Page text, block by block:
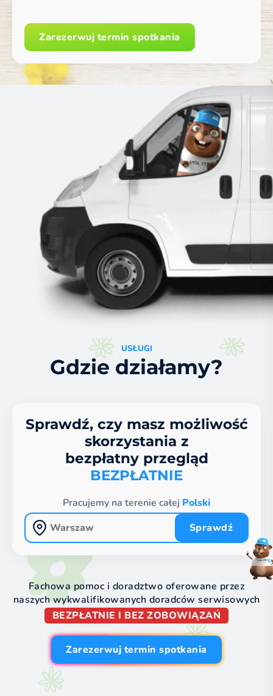
Zarezerwuj termin spotkania
OFEROWANE USŁUGI
BEZPŁATNA niezobowiązująca
przegląd serwisowa z termowizją
Zadzwoń do nas, aby umówić się na wizyte
USŁUGI
Gdzie działamy?
Sprawdź, czy masz możliwość
skorzystania z
bezpłatny przegląd
BEZPŁATNIE
Pracujemy na terenie całej Polski
Sprawdź
Fachowa pomoc i doradztwo oferowane przez
naszych wykwalifikowanych doradców serwisowych
BEZPŁATNIE I BEZ ZOBOWIĄZAŃ
Zarezerwuj termin spotkania